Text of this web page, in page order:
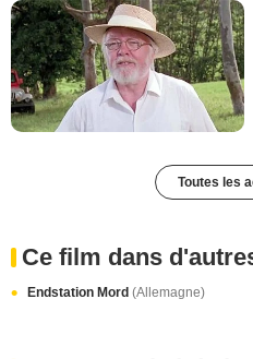
Toutes les
Ce film dans
Endstation Mord (Allemagne)